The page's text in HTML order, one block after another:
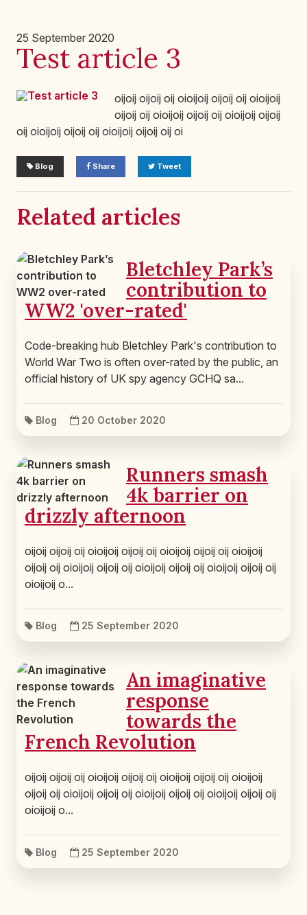
25 September 2020
Test article 3
oijoij oijoij oij oioijoij oijoij oij oioijoij
oijoij oij oioijoij oijoij oij oioijoij oijoij
oij oioijoij oijoij oij oioijoij oijoij oij oi
Blog Share Tweet
Related articles
Bletchley Park’s
contribution to
WW2 'over-rated'
Code-breaking hub Bletchley Park's contribution to
World War Two is often over-rated by the public, an
official history of UK spy agency GCHQ sa...
Blog 20 October 2020
Runners smash
4k barrier on
drizzly afternoon
oijoij oijoij oij oioijoij oijoij oij oioijoij oijoij oij oioijoij
oijoij oij oioijoij oijoij oij oioijoij oijoij oij oioijoij oijoij oij
oioijoij o...
Blog 25 September 2020
An imaginative
response
towards the
French Revolution
oijoij oijoij oij oioijoij oijoij oij oioijoij oijoij oij oioijoij
oijoij oij oioijoij oijoij oij oioijoij oijoij oij oioijoij oijoij oij
oioijoij o...
Blog 25 September 2020